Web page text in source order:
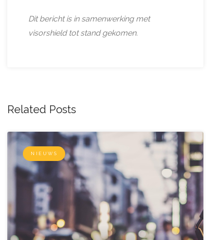
Dit bericht is in samenwerking met
visorshield tot stand gekomen.
Related Posts
NIEUWS